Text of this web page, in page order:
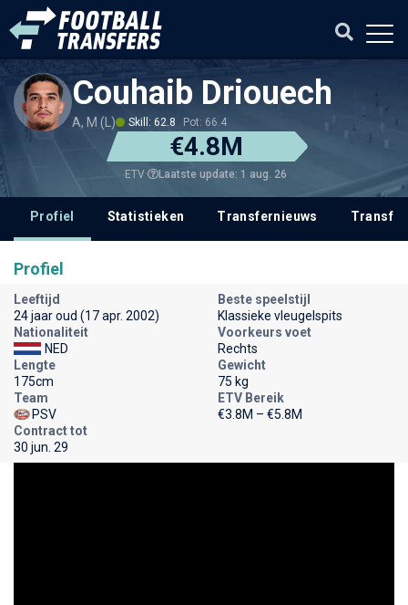
Couhaib Driouech
A, M (L) Skill: 62.8 Pot: 66.4
€4.8M
ETV Laatste update: 1 aug. 26
Profiel Statistieken Transfernieuws
Profiel
Leeftijd
24 jaar oud (17 apr. 2002)
Beste speelstijl
Klassieke vleugelspits
Nationaliteit
NED
Voorkeurs voet
Rechts
Lengte
175cm
Gewicht
75 kg
Team
PSV
ETV Bereik
€3.8M – €5.8M
Contract tot
30 jun. 29